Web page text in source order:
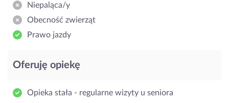
Niepaląca/y
Obecność zwierząt
Prawo jazdy
Oferuję opiekę
Opieka stała - regularne wizyty u seniora